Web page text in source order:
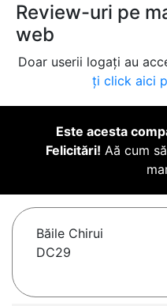
Review-uri pe
web
Doar userii logați au
ți click aici
Este acesta
Felicitări! Aă cum
Băile Chirui
DC29